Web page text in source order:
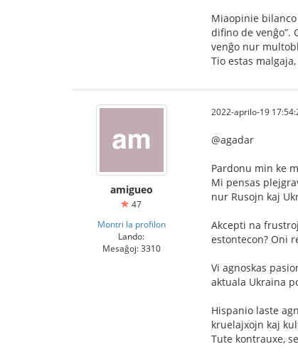
Miaopinie
difino de venĝo”.
venĝo nur
Tio estas
amigueo
47
Montri la profilon
Lando:
Mesaĝoj: 3310
2022-aprilo-19
@agadar
Pardonu min ke
Mi pensas
nur Rusojn kaj
Akcepti na
estontecon? Oni
Vi agnoskas
aktuala Ukraina
Hispanio laste
kruelajxojn kaj
Tute kontrauxe,